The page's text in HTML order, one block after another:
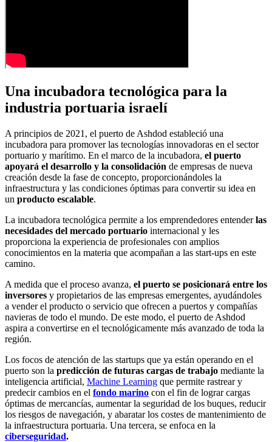
Una incubadora tecnológica para la
industria portuaria israelí
A principios de 2021, el puerto de Ashdod estableció una
incubadora para promover las tecnologías innovadoras en el sector
portuario y marítimo. En el marco de la incubadora, el puerto
apoyará el desarrollo y la consolidación de empresas de nueva
creación desde la fase de concepto, proporcionándoles la
infraestructura y las condiciones óptimas para convertir su idea en
un producto escalable.
La incubadora tecnológica permite a los emprendedores entenderlas
necesidades del mercado portuario internacional y les
proporciona la experiencia de profesionales con amplios
conocimientos en la materia que acompañan a las start-ups en este
camino.
A medida que el proceso avanza, el puerto se posicionará entre los
inversores y propietarios de las empresas emergentes, ayudándoles
a vender el producto o servicio que ofrecen a puertos y compañías
navieras de todo el mundo. De este modo, el puerto de Ashdod
aspira a convertirse en el tecnológicamente más avanzado de toda la
región.
Los focos de atención de las startups que ya están operando en el
puerto son la predicción de futuras cargas de trabajo mediante la
inteligencia artificial, Machine Learning que permite rastrear y
predecir cambios en el fondo marino con el fin de lograr cargas
óptimas de mercancías, aumentar la seguridad de los buques, reducir
los riesgos de navegación, y abaratar los costes de mantenimiento de
la infraestructura portuaria. Una tercera, se enfoca en la
ciberseguridad.